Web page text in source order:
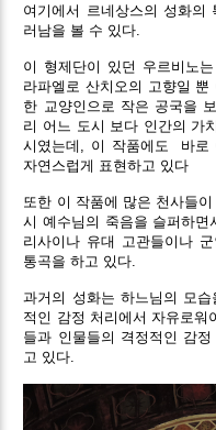
여기에서 르네상스의 성화의
러남을 볼 수 있다.
이 형제단이 있던 우르비노
라파엘로 산치오의 고향일
한 교양인으로 작은 공국을
리 어느 도시 보다 인간의 가
시였는데, 이 작품에도 바로
자연스럽게 표현하고 있다
또한 이 작품에 많은 천사들
시 예수님의 죽음을 슬퍼하
리사이나 유대 고관들이나
통곡을 하고 있다.
과거의 성화는 하느님의 모
적인 감정 처리에서 자유로워
들과 인물들의 격정적인 감
고 있다.